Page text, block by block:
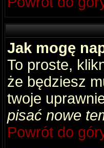
Jak mogę
To proste,
że będziesz
twoje
pisać nowe
Powrót do